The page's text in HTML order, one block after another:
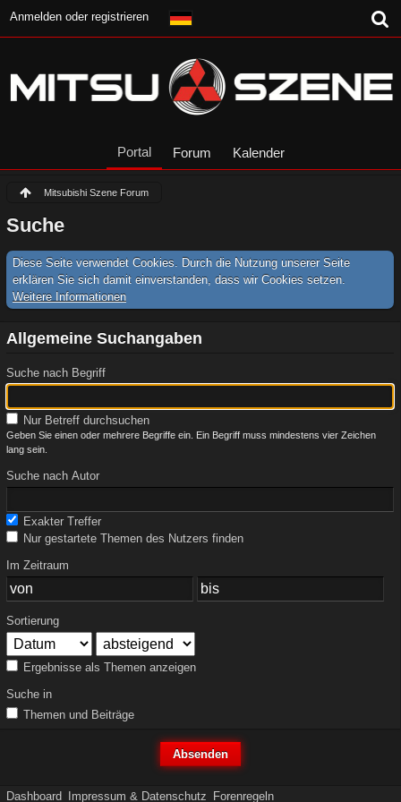
Anmelden oder registrieren
Portal Forum Kalender
Mitsubishi Szene Forum
Suche
Diese Seite verwendet Cookies. Durch die Nutzung unserer Seite
erklären Sie sich damit einverstanden, dass wir Cookies setzen.
Weitere Informationen
Allgemeine Suchangaben
Suche nach Begriff
Nur Betreff durchsuchen
Geben Sie einen oder mehrere Begriffe ein. Ein Begriff muss mindestens vier Zeichen
lang sein.
Suche nach Autor
Exakter Treffer
Nur gestartete Themen des Nutzers finden
Im Zeitraum
Sortierung
Ergebnisse als Themen anzeigen
Suche in
Themen und Beiträge
Dashboard Impressum & Datenschutz Forenregeln